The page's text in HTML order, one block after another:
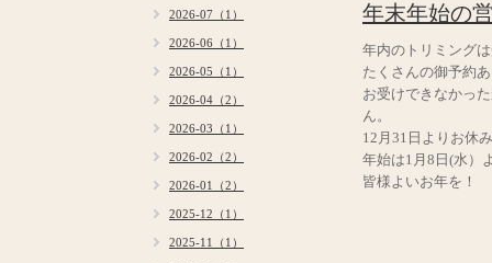
年末年始の
年内のトリミング
たくさんの御予約
お受けできなかっ
ん。
12月31日よりお休
年始は1月8日(水）
皆様よいお年を！
2026-07（1）
2026-06（1）
2026-05（1）
2026-04（2）
2026-03（1）
2026-02（2）
2026-01（2）
2025-12（1）
2025-11（1）